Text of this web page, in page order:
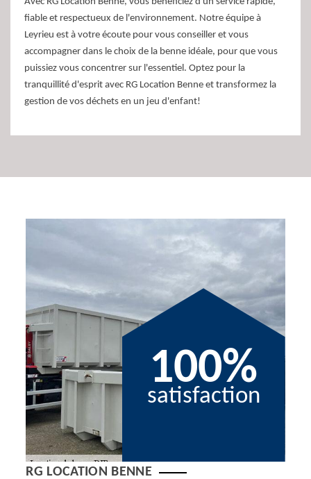
fiable et respectueux de l'environnement. Notre équipe à
Leyrieu est à votre écoute pour vous conseiller et vous
accompagner dans le choix de la benne idéale, pour que vous
puissiez vous concentrer sur l'essentiel. Optez pour la
tranquillité d'esprit avec RG Location Benne et transformez la
gestion de vos déchets en un jeu d'enfant!
100%
satisfaction
RG LOCATION BENNE